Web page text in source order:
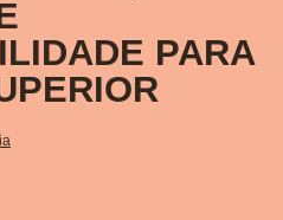
PARA